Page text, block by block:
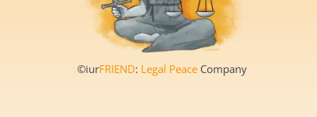
©iurFRIEND: Legal Peace Company